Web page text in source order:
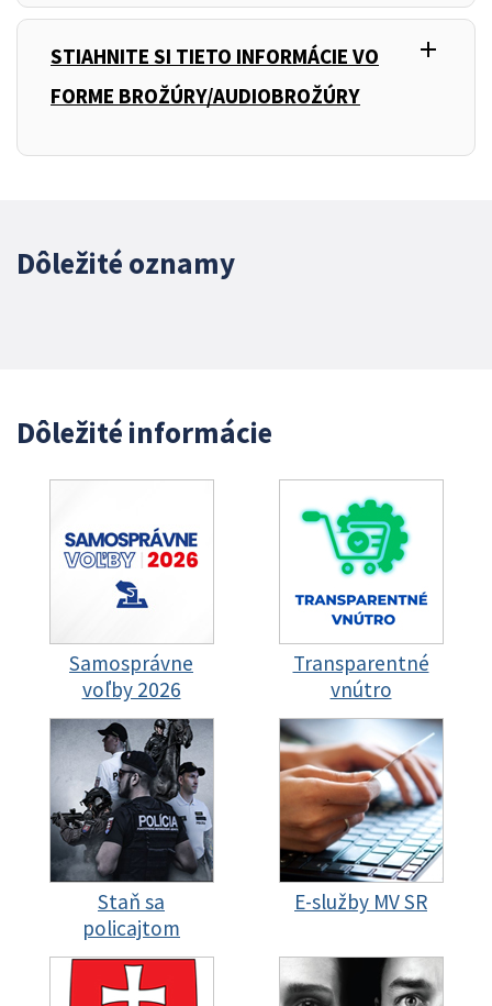
STIAHNITE SI TIETO INFORMÁCIE VO
FORME BROŽÚRY/AUDIOBROŽÚRY
, add
Dôležité oznamy
Dôležité informácie
Samosprávne
voľby 2026
Transparentné
vnútro
Staň sa
policajtom
E-služby MV SR